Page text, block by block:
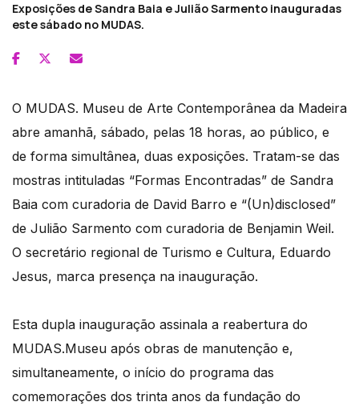
Exposições de Sandra Baia e Julião Sarmento inauguradas
este sábado no MUDAS.
O MUDAS. Museu de Arte Contemporânea da Madeira
abre amanhã, sábado, pelas 18 horas, ao público, e
de forma simultânea, duas exposições. Tratam-se das
mostras intituladas “Formas Encontradas” de Sandra
Baia com curadoria de David Barro e “(Un)disclosed”
de Julião Sarmento com curadoria de Benjamin Weil.
O secretário regional de Turismo e Cultura, Eduardo
Jesus, marca presença na inauguração.
Esta dupla inauguração assinala a reabertura do
MUDAS.Museu após obras de manutenção e,
simultaneamente, o início do programa das
comemorações dos trinta anos da fundação do